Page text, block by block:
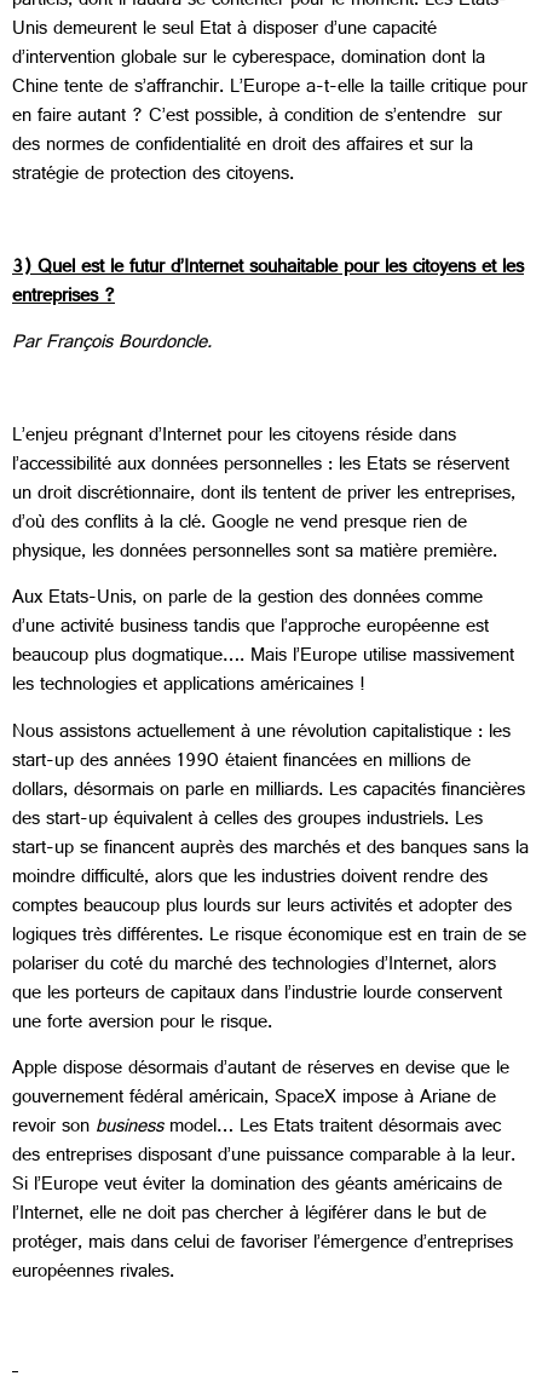
Unis demeurent le seul Etat à disposer d’une capacité
d’intervention globale sur le cyberespace, domination dont la
Chine tente de s’affranchir. L’Europe a-t-elle la taille critique pour
en faire autant ? C’est possible, à condition de s’entendre sur
des normes de confidentialité en droit des affaires et sur la
stratégie de protection des citoyens.
3) Quel est le futur d’Internet souhaitable pour les citoyens et les
entreprises ?
Par François Bourdoncle.
L’enjeu prégnant d’Internet pour les citoyens réside dans
l’accessibilité aux données personnelles : les Etats se réservent
un droit discrétionnaire, dont ils tentent de priver les entreprises,
d’où des conflits à la clé. Google ne vend presque rien de
physique, les données personnelles sont sa matière première.
Aux Etats-Unis, on parle de la gestion des données comme
d’une activité business tandis que l’approche européenne est
beaucoup plus dogmatique…. Mais l’Europe utilise massivement
les technologies et applications américaines !
Nous assistons actuellement à une révolution capitalistique : les
start-up des années 1990 étaient financées en millions de
dollars, désormais on parle en milliards. Les capacités financières
des start-up équivalent à celles des groupes industriels. Les
start-up se financent auprès des marchés et des banques sans la
moindre difficulté, alors que les industries doivent rendre des
comptes beaucoup plus lourds sur leurs activités et adopter des
logiques très différentes. Le risque économique est en train de se
polariser du coté du marché des technologies d’Internet, alors
que les porteurs de capitaux dans l’industrie lourde conservent
une forte aversion pour le risque.
Apple dispose désormais d’autant de réserves en devise que le
gouvernement fédéral américain, SpaceX impose à Ariane de
revoir sonbusinessmodel… Les Etats traitent désormais avec
des entreprises disposant d’une puissance comparable à la leur.
Si l’Europe veut éviter la domination des géants américains de
l’Internet, elle ne doit pas chercher à légiférer dans le but de
protéger, mais dans celui de favoriser l’émergence d’entreprises
européennes rivales.